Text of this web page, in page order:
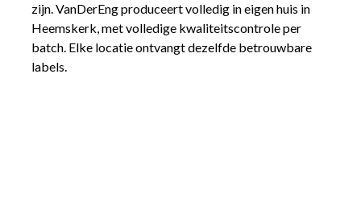
zijn. VanDerEng produceert volledig in eigen huis in
Heemskerk, met volledige kwaliteitscontrole per
batch. Elke locatie ontvangt dezelfde betrouwbare
labels.